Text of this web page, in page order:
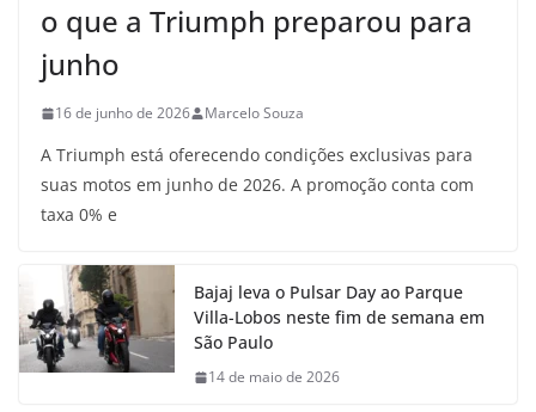
o que a Triumph preparou para
junho
16 de junho de 2026 Marcelo Souza
A Triumph está oferecendo condições exclusivas para
suas motos em junho de 2026. A promoção conta com
taxa 0% e
Bajaj leva o Pulsar Day ao Parque
Villa-Lobos neste fim de semana em
São Paulo
14 de maio de 2026